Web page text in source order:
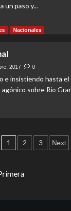
un paso y...
Nacionales
2017 0
e insistiendo hasta el
sobre Río
Paginación
entradas
1 2 3 Next